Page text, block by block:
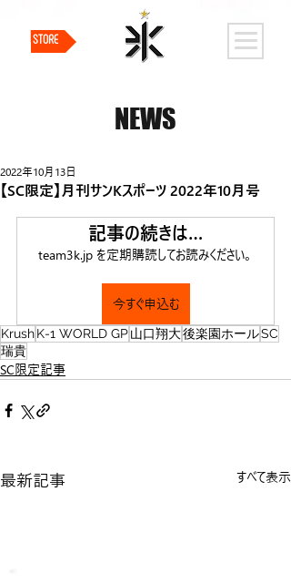
STORE
NEWS
【SC限定】月刊サンKスポーツ 2022年10月号
2022年10月13日
記事の続きは…
team3k.jp を定期購読してお読みください。
今すぐ申込む
KrushK-1 WORLD GP山口翔大後楽園ホールSC
瑞貴
SC限定記事
最新記事 すべて表示